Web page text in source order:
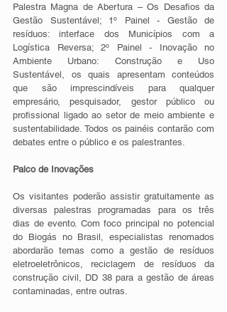
Palestra Magna de Abertura – Os Desafios da
Gestão Sustentável; 1º Painel - Gestão de
resíduos: interface dos Municípios com a
Logística Reversa; 2º Painel - Inovação no
Ambiente Urbano: Construção e Uso
Sustentável, os quais apresentam conteúdos
que são imprescindíveis para qualquer
empresário, pesquisador, gestor público ou
profissional ligado ao setor de meio ambiente e
sustentabilidade. Todos os painéis contarão com
debates entre o público e os palestrantes.
Palco de Inovações
Os visitantes poderão assistir gratuitamente as
diversas palestras programadas para os três
dias de evento. Com foco principal no potencial
do Biogás no Brasil, especialistas renomados
abordarão temas como a gestão de resíduos
eletroeletrônicos, reciclagem de resíduos da
construção civil, DD 38 para a gestão de áreas
contaminadas, entre outras.